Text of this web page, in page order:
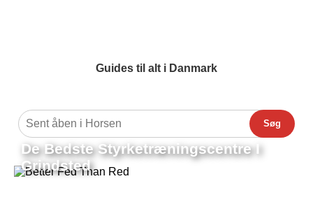
Guides til alt i Danmark
Søg
De Bedste Styrketræningscentre I
Grindsted